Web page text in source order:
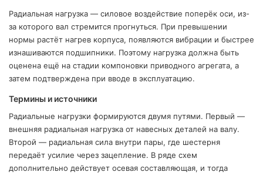
Радиальная нагрузка — силовое воздействие поперёк оси, из-
за которого вал стремится прогнуться. При превышении
нормы растёт нагрев корпуса, появляются вибрации и быстрее
изнашиваются подшипники. Поэтому нагрузка должна быть
оценена ещё на стадии компоновки приводного агрегата, а
затем подтверждена при вводе в эксплуатацию.
Термины и источники
Радиальные нагрузки формируются двумя путями. Первый —
внешняя радиальная нагрузка от навесных деталей на валу.
Второй — радиальная сила внутри пары, где шестерня
передаёт усилие через зацепление. В ряде схем
дополнительно действует осевая составляющая, и тогда